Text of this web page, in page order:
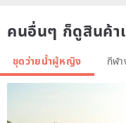
คนอื่นๆ ก็ดูสินค้า
ชุดว่ายน้ำผู้หญิง กีฬ